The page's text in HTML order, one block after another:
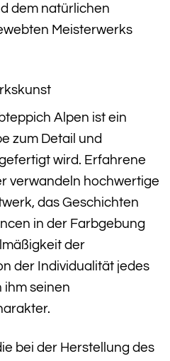
dem natürlichen
Meisterwerks
Alpen ist ein
zum Detail und
wird. Erfahrene
verwandeln hochwertige
das Geschichten
in der Farbgebung
der
der Individualität jedes
ihm seinen
bei der Herstellung des